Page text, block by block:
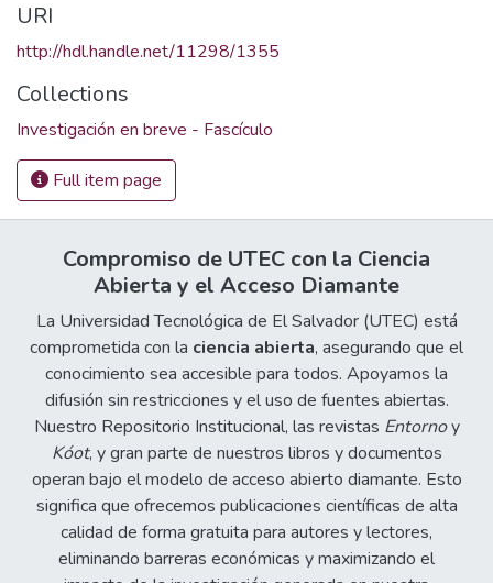
URI
http://hdl.handle.net/11298/1355
Collections
Investigación en breve - Fascículo
Full item page
Compromiso de UTEC con la Ciencia
Abierta y el Acceso Diamante
La Universidad Tecnológica de El Salvador (UTEC) está
comprometida con la ciencia abierta, asegurando que el
conocimiento sea accesible para todos. Apoyamos la
difusión sin restricciones y el uso de fuentes abiertas.
Nuestro Repositorio Institucional, las revistas Entornoy
Kóot, y gran parte de nuestros libros y documentos
operan bajo el modelo de acceso abierto diamante. Esto
significa que ofrecemos publicaciones científicas de alta
calidad de forma gratuita para autores y lectores,
eliminando barreras económicas y maximizando el